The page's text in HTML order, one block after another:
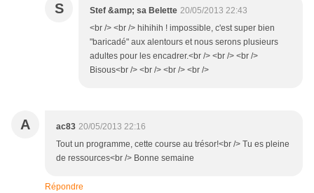
S Stef &amp; sa Belette 20/05/2013 22:43
<br /> <br /> hihihih ! impossible, c'est super bien
"baricadé" aux alentours et nous serons plusieurs
adultes pour les encadrer.<br /> <br /> <br />
Bisous<br /> <br /> <br /> <br />
A ac83 20/05/2013 22:16
Tout un programme, cette course au trésor!<br /> Tu es pleine
de ressources<br /> Bonne semaine
Répondre